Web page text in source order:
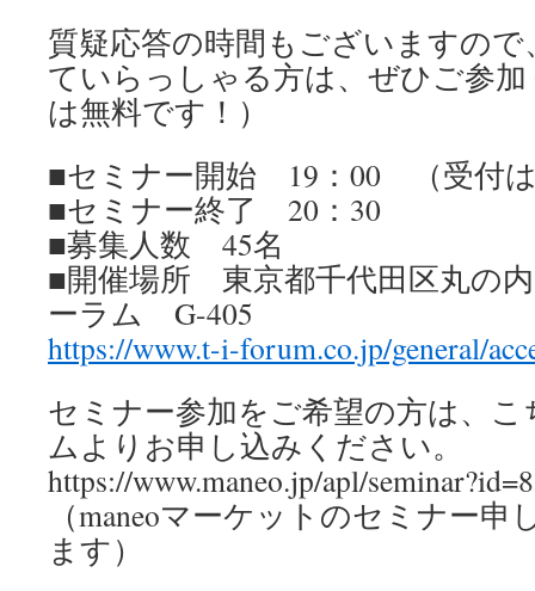
質疑応答の時間もございますの
ていらっしゃる方は、ぜひご参
は無料です！）
■セミナー開始 19：00 （受付は
■セミナー終了 20：30
■募集人数 45名
■開催場所 東京都千代田区丸の
ーラム G-405
https://www.t-i-forum.co.jp/general/
セミナー参加をご希望の方は、
ムよりお申し込みください。
https://www.maneo.jp/apl/
（maneoマーケットのセミナー
ます）